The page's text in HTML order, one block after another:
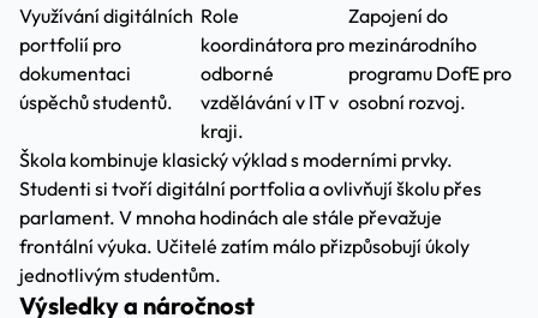
Využívání digitálních
portfolií pro
dokumentaci
úspěchů studentů.
Role
koordinátora pro
odborné
vzdělávání v IT v
kraji.
Zapojení do
mezinárodního
programu DofE pro
osobní rozvoj.
Škola kombinuje klasický výklad s moderními prvky.
Studenti si tvoří digitální portfolia a ovlivňují školu přes
parlament. V mnoha hodinách ale stále převažuje
frontální výuka. Učitelé zatím málo přizpůsobují úkoly
jednotlivým studentům.
Výsledky a náročnost